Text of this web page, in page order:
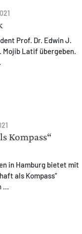
Prof. Dr. Edwin J.
Mojib Latif übergeben.
Kompass“
in Hamburg bietet mit
als Kompass“
...